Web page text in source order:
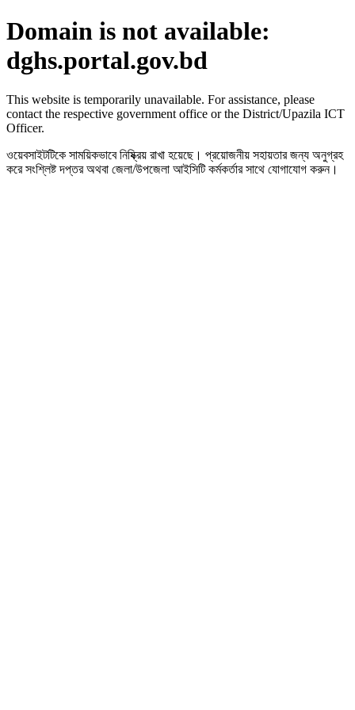
Domain is not available:
dghs.portal.gov.bd
This website is temporarily unavailable. For assistance, please
contact the respective government office or the District/Upazila ICT
Officer.
ওয়েবসাইটটিকে সাময়িকভাবে নিষ্ক্রিয় রাখা হয়েছে। প্রয়োজনীয় সহায়তার জন্য অনুগ্রহ
করে সংশ্লিষ্ট দপ্তর অথবা জেলা/উপজেলা আইসিটি কর্মকর্তার সাথে যোগাযোগ করুন।